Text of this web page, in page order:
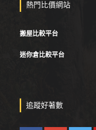
熱門比價網站
搬屋比較平台
迷你倉比較平台
追蹤好著數